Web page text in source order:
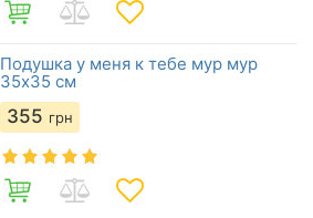
Подушка у меня к тебе мур мур
35x35 см
355 грн